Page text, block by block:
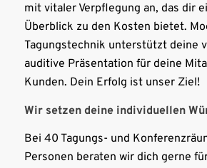
mit vitaler Verpflegung an, das dir
Überblick zu den Kosten bietet.
Tagungstechnik unterstützt deine
auditive Präsentation für deine
Kunden. Dein Erfolg ist unser Ziel!
Wir setzen deine individuellen
Bei 40 Tagungs- und
Personen beraten wir dich gerne